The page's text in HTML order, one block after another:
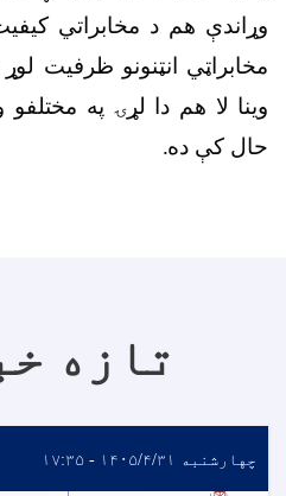
وړاندې هم د مخابراتي
مخابراټي انټنونو ظرفیت
وینا لا هم دا لړۍ په
حال کې ده.
تازه
چهارشنبه ۱۴۰۵/۴/۳۱ - ۱۷:۳۵